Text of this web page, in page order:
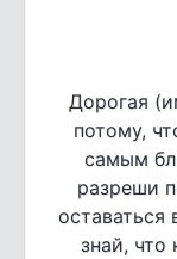
Дорогая
потому,
самым
разреши
оставаться
знай, что